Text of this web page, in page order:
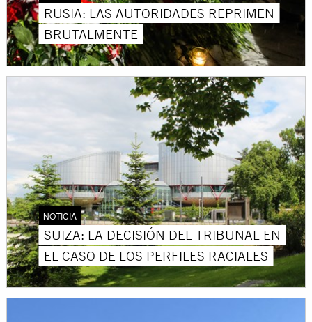
RUSIA: LAS AUTORIDADES REPRIMEN
BRUTALMENTE
NOTICIA
SUIZA: LA DECISIÓN DEL TRIBUNAL EN
EL CASO DE LOS PERFILES RACIALES